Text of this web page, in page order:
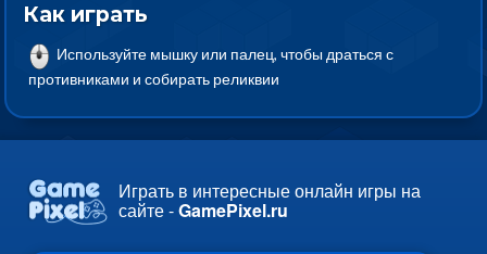
Как играть
Используйте мышку или палец, чтобы драться с
противниками и собирать реликвии
Играть в интересные онлайн игры на
сайте -GamePixel.ru